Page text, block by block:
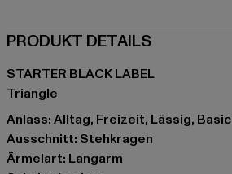
PRODUKT DETAILS
STARTER BLACK LABEL
Triangle
Anlass: Alltag, Freizeit, Lässig, Basic
Ausschnitt: Stehkragen
Ärmelart: Langarm